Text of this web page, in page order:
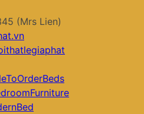
(Mrs Lien)